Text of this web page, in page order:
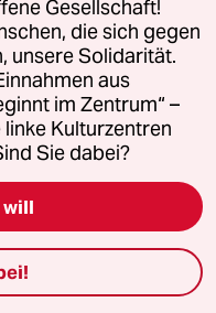
Gesellschaft!
die sich gegen
unsere Solidarität.
aus
im Zentrum“ –
Kulturzentren
Sie dabei?